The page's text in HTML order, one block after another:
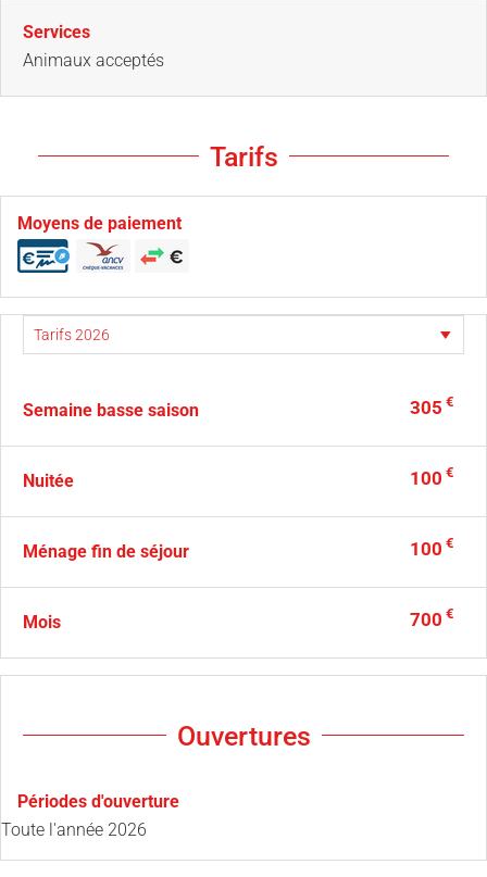
Services
Animaux acceptés
Tarifs
Moyens de paiement
Semaine basse saison 305 €
Nuitée 100 €
Ménage fin de séjour 100 €
Mois 700 €
Ouvertures
Périodes d'ouverture
Toute l'année 2026